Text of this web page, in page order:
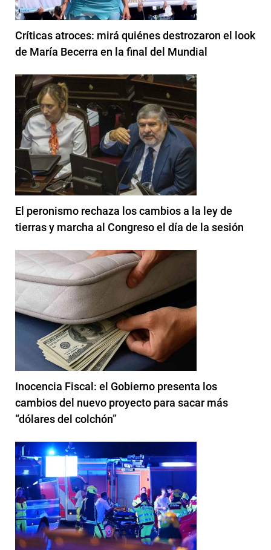
Críticas atroces: mirá quiénes destrozaron el look
de María Becerra en la final del Mundial
El peronismo rechaza los cambios a la ley de
tierras y marcha al Congreso el día de la sesión
Inocencia Fiscal: el Gobierno presenta los
cambios del nuevo proyecto para sacar más
“dólares del colchón”